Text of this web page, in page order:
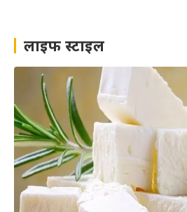
लाइफ स्टाइल